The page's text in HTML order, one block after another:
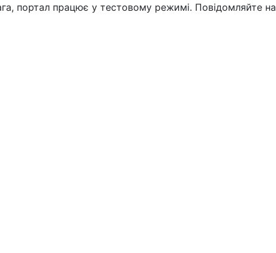
портал працює у тестовому режимі. Повідомляйте